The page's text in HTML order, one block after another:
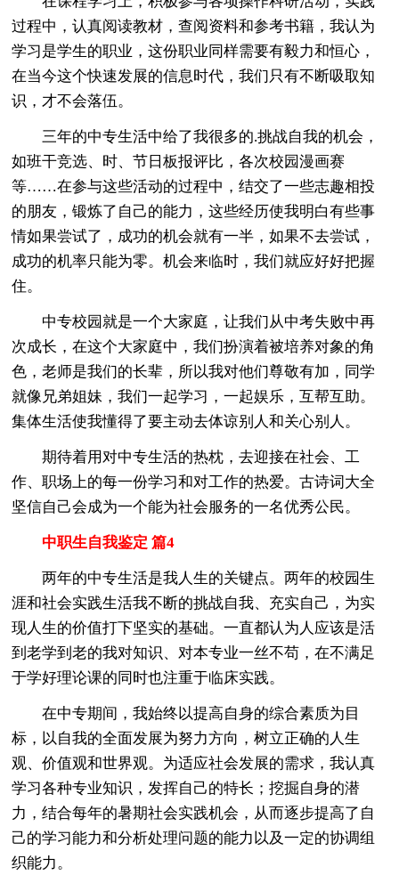
过程中，认真阅读教材，查阅资料和参考书籍，我认为
学习是学生的职业，这份职业同样需要有毅力和恒心，
在当今这个快速发展的信息时代，我们只有不断吸取知
识，才不会落伍。
三年的中专生活中给了我很多的.挑战自我的机会，
如班干竞选、时、节日板报评比，各次校园漫画赛
等……在参与这些活动的过程中，结交了一些志趣相投
的朋友，锻炼了自己的能力，这些经历使我明白有些事
情如果尝试了，成功的机会就有一半，如果不去尝试，
成功的机率只能为零。机会来临时，我们就应好好把握
住。
中专校园就是一个大家庭，让我们从中考失败中再
次成长，在这个大家庭中，我们扮演着被培养对象的角
色，老师是我们的长辈，所以我对他们尊敬有加，同学
就像兄弟姐妹，我们一起学习，一起娱乐，互帮互助。
集体生活使我懂得了要主动去体谅别人和关心别人。
期待着用对中专生活的热枕，去迎接在社会、工
作、职场上的每一份学习和对工作的热爱。古诗词大全
坚信自己会成为一个能为社会服务的一名优秀公民。
中职生自我鉴定 篇4
两年的中专生活是我人生的关键点。两年的校园生
涯和社会实践生活我不断的挑战自我、充实自己，为实
现人生的价值打下坚实的基础。一直都认为人应该是活
到老学到老的我对知识、对本专业一丝不苟，在不满足
于学好理论课的同时也注重于临床实践。
在中专期间，我始终以提高自身的综合素质为目
标，以自我的全面发展为努力方向，树立正确的人生
观、价值观和世界观。为适应社会发展的需求，我认真
学习各种专业知识，发挥自己的特长；挖掘自身的潜
力，结合每年的暑期社会实践机会，从而逐步提高了自
己的学习能力和分析处理问题的能力以及一定的协调组
织能力。